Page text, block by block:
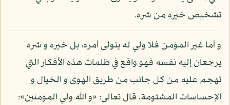
تشخيص خيره من شره.
و أما غير المؤمن فلا ولي له يتولى أمره، بل خيره و شره
يرجعان إليه نفسه فهو واقع في ظلمات هذه الأفكار التي
تهجم عليه من كل جانب من طريق الهوى و الخيال و
الإحساسات المشئومة، قال تعالى: «و الله ولي المؤمنين»: